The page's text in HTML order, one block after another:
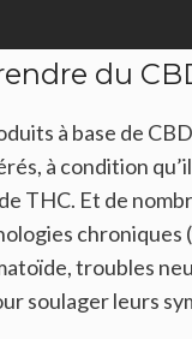
du
à base de
à condition
THC. Et de
chroniques
troubles
soulager leurs